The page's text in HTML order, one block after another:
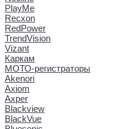
PlayMe
Recxon
RedPower
TrendVision
Vizant
Каркам
МОТО-регистраторы
Akenori
Axiom
Axper
Blackview
BlackVue